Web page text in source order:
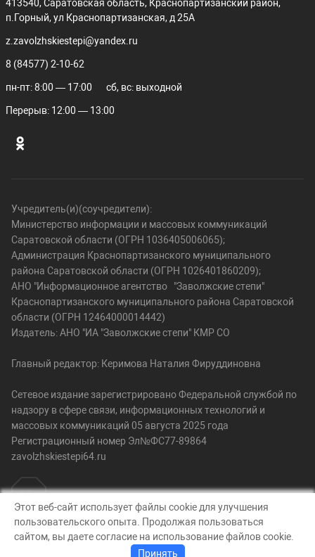
413540, Саратовская область, Краснопартизанский район,
п.Горный, ул Краснопартизанская, д 25А
z.zavolzhskiestepi@yandex.ru
8 (84577) 2-10-62
пн-пт: 8:00 — 17:00 сб, вс: выходной
Перерыв: 12:00 — 13:00
Учредитель(и)(соучредители):
Министерство информации и массовых коммуникаций
Саратовской области (ОГРН 1036405006065);
Администрация Краснопартизанского муниципального
района Саратовской области (ОГРН 1026401860209);
АНО "Информационное агентство "Заволжские степи"
Краснопартизанского муниципального района Саратовской
области (ОГРН 12464000014442)
Издатель: АНО "ИА "Заволжские степи" КМР СО
Главный редактор: Керимова Наталия Фируддиновна
Сетевое издание зарегистрировано Федеральной службой по
надзору в сфере связи, информационных технологий и
массовых коммуникаций 05 августа 2025 года
Регистрационный номер Эл№ФС77-89864
zavolzhskiestepi64.ru
© Заволжские степи, 2026
Создание сайта — nopreset
Этот веб-сайт использует файлы cookie для улучшения
пользовательского опыта. Продолжая пользоваться
сайтом, вы даете согласие на использование файлов cookie.
Принять